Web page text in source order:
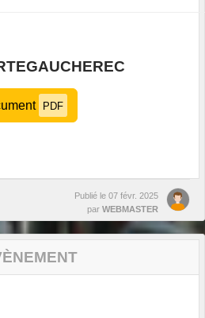
PDF
Publié le 07 févr. 2025
par WEBMASTER